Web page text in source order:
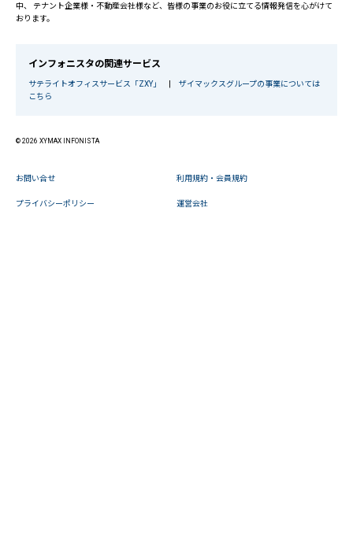
中、 テナント企業様・不動産会社様など、皆様の事業のお役に立てる情報発信を心がけて
おります。
インフォニスタの関連サービス
サテライトオフィスサービス「ZXY」
ザイマックスグループの事業については
こちら
© 2026 XYMAX INFONISTA
お問い合せ 利用規約・会員規約
プライバシーポリシー 運営会社